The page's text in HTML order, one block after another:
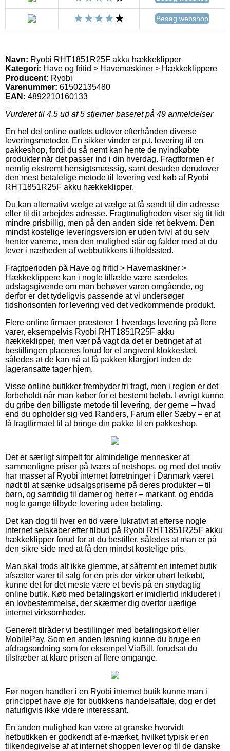
Besøg webshop
Navn: Ryobi RHT1851R25F akku hækkeklipper
Kategori: Have og fritid > Havemaskiner > Hækkeklippere
Producent: Ryobi
Varenummer: 61502135480
EAN: 4892210160133
Vurderet til 4.5 ud af 5 stjerner baseret på 49 anmeldelser
En hel del online outlets udlover efterhånden diverse
leveringsmetoder. En sikker vinder er p.t. levering til en
pakkeshop, fordi du så nemt kan hente de nyindkøbte
produkter når det passer ind i din hverdag. Fragtformen er
nemlig ekstremt hensigtsmæssig, samt desuden derudover
den mest betalelige metode til levering ved køb af Ryobi
RHT1851R25F akku hækkeklipper.
Du kan alternativt vælge at vælge at få sendt til din adresse
eller til dit arbejdes adresse. Fragtmuligheden viser sig tit lidt
mindre prisbillig, men på den anden side ret bekvem. Den
mindst kostelige leveringsversion er uden tvivl at du selv
henter varerne, men den mulighed står og falder med at du
lever i nærheden af webbutikkens tilholdssted.
Fragtperioden på Have og fritid > Havemaskiner >
Hækkeklippere kan i nogle tilfælde være særdeles
udslagsgivende om man behøver varen omgående, og
derfor er det tydeligvis passende at vi undersøger
tidshorisonten for levering ved det vedkommende produkt.
Flere online firmaer præsterer 1 hverdags levering på flere
varer, eksempelvis Ryobi RHT1851R25F akku
hækkeklipper, men vær på vagt da det er betinget af at
bestillingen placeres forud for et angivent klokkeslæt,
således at de kan nå at få pakken klargjort inden de
lageransatte tager hjem.
Visse online butikker frembyder fri fragt, men i reglen er det
forbeholdt når man køber for et bestemt beløb. I øvrigt kunne
du gribe den billigste metode til levering, der gerne – hvad
end du opholder sig ved Randers, Farum eller Sæby – er at
få fragtfirmaet til at bringe din pakke til en pakkeshop.
Det er særligt simpelt for almindelige mennesker at
sammenligne priser på tværs af netshops, og med det motiv
har masser af Ryobi internet forretninger i Danmark været
nødt til at sænke udsalgspriserne på deres produkter – til
børn, og samtidig til damer og herrer – markant, og endda
nogle gange tilbyde levering uden betaling.
Det kan dog til hver en tid være lukrativt at efterse nogle
internet selskaber efter tilbud på Ryobi RHT1851R25F akku
hækkeklipper forud for at du bestiller, således at man er på
den sikre side med at få den mindst kostelige pris.
Man skal trods alt ikke glemme, at såfremt en internet butik
afsætter varer til salg for en pris der virker uhørt letkøbt,
kunne det for det meste være et bevis på en snydagtig
online butik. Køb med betalingskort er imidlertid inkluderet i
en lovbestemmelse, der skærmer dig overfor uærlige
internet virksomheder.
Generelt tilråder vi bestillinger med betalingskort eller
MobilePay. Som en anden løsning kunne du bruge en
afdragsordning som for eksempel ViaBill, forudsat du
tilstræber at klare prisen af flere omgange.
Før nogen handler i en Ryobi internet butik kunne man i
princippet have øje for butikkens handelsaftale, dog er det
naturligvis ikke videre interessant.
En anden mulighed kan være at granske hvorvidt
netbutikken er godkendt af e-mærket, hvilket typisk er en
tilkendegivelse af at internet shoppen lever op til de danske